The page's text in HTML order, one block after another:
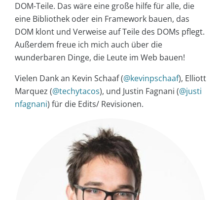
DOM-Teile. Das wäre eine große hilfe für alle, die
eine Bibliothek oder ein Framework bauen, das
DOM klont und Verweise auf Teile des DOMs pflegt.
Außerdem freue ich mich auch über die
wunderbaren Dinge, die Leute im Web bauen!
Vielen Dank an Kevin Schaaf (@kevinpschaaf), Elliott
Marquez (@techytacos), und Justin Fagnani (@justi
nfagnani) für die Edits/ Revisionen.